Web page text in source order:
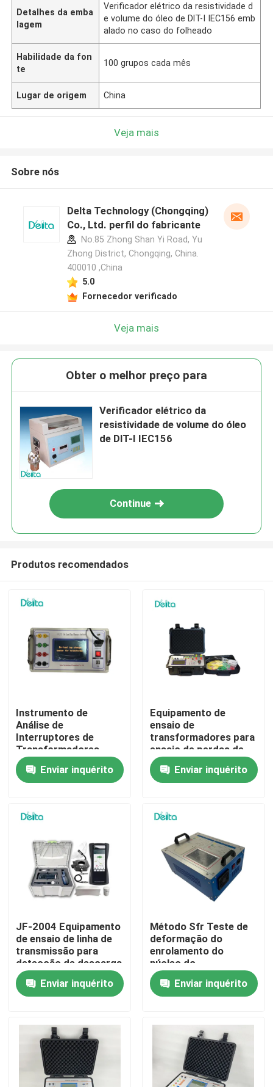
Para casa
Produtos
Vídeos
Sobre nós
Visita à fábrica
Controle de qualidade
Contacte-nos
Equipamento de teste elétrico
Equipamento de teste de incêndio
Detalhes da emba
lagem
Verificador elétrico da resistividade d
e volume do óleo de DlT-I IEC156 emb
alado no caso do folheado
Habilidade da fon
te
100 grupos cada mês
Lugar de origem China
Veja mais
Sobre nós
Delta Technology (Chongqing)
Co., Ltd. perfil do fabricante
No.85 Zhong Shan Yi Road, Yu
Zhong District, Chongqing, China.
400010 ,China
5.0
Fornecedor verificado
Veja mais
Obter o melhor preço para
Verificador elétrico da
resistividade de volume do óleo
de DlT-I IEC156
Continue
Produtos recomendados
Instrumento de
Análise de
Interruptores de
Transformadores
OLTC On Load Tap
ChangerEnviar inquérito
Equipamento de
ensaio de
transformadores para
ensaio de perdas de
carga e sem perdas de
carga do
transformador KFZ
Enviar inquérito
JF-2004 Equipamento
de ensaio de linha de
transmissão para
detecção de descarga
parcial
Enviar inquérito
Método Sfr Teste de
deformação do
enrolamento do
núcleo do
transformador SFRA
Enviar inquérito